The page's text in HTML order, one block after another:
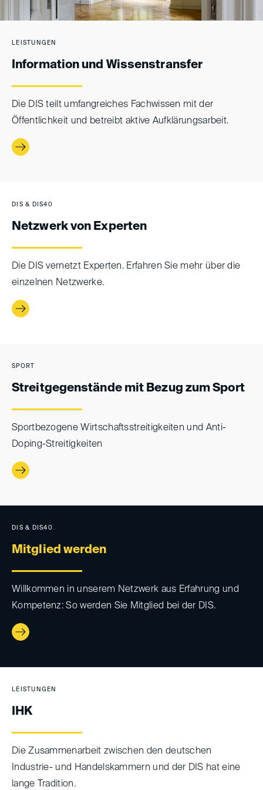
LEISTUNGEN
Information und Wissenstransfer
Die DIS teilt umfangreiches Fachwissen mit der
Öffentlichkeit und betreibt aktive Aufklärungsarbeit.
DIS & DIS40
Netzwerk von Experten
Die DIS vernetzt Experten. Erfahren Sie mehr über die
einzelnen Netzwerke.
SPORT
Streitgegenstände mit Bezug zum Sport
Sportbezogene Wirtschaftsstreitigkeiten und Anti-
Doping-Streitigkeiten
DIS & DIS40
Mitglied werden
Willkommen in unserem Netzwerk aus Erfahrung und
Kompetenz: So werden Sie Mitglied bei der DIS.
LEISTUNGEN
IHK
Die Zusammenarbeit zwischen den deutschen
Industrie- und Handelskammern und der DIS hat eine
lange Tradition.